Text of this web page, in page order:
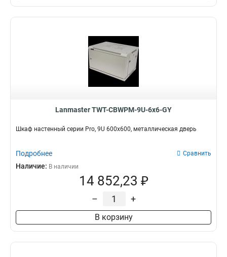
Lanmaster TWT-CBWPM-9U-6x6-GY
Шкаф настенный серии Pro, 9U 600x600, металлическая дверь
Подробнее Сравнить
Наличие: В наличии
14 852,23 ₽
– +
В корзину